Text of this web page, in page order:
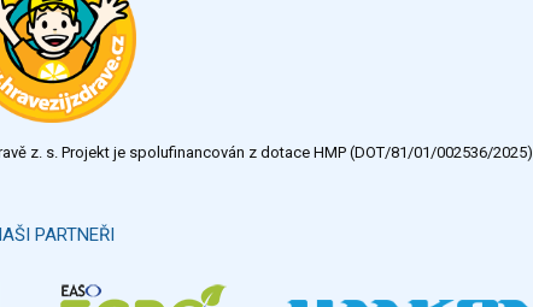
z. s. Projekt je spolufinancován z dotace HMP (DOT/81/01/002536/2025).
PARTNEŘI